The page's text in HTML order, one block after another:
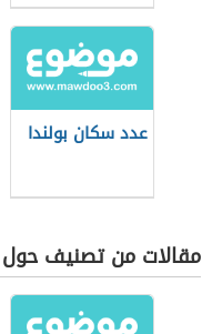
عدد سكان بولندا
مقالات من تصنيف حول